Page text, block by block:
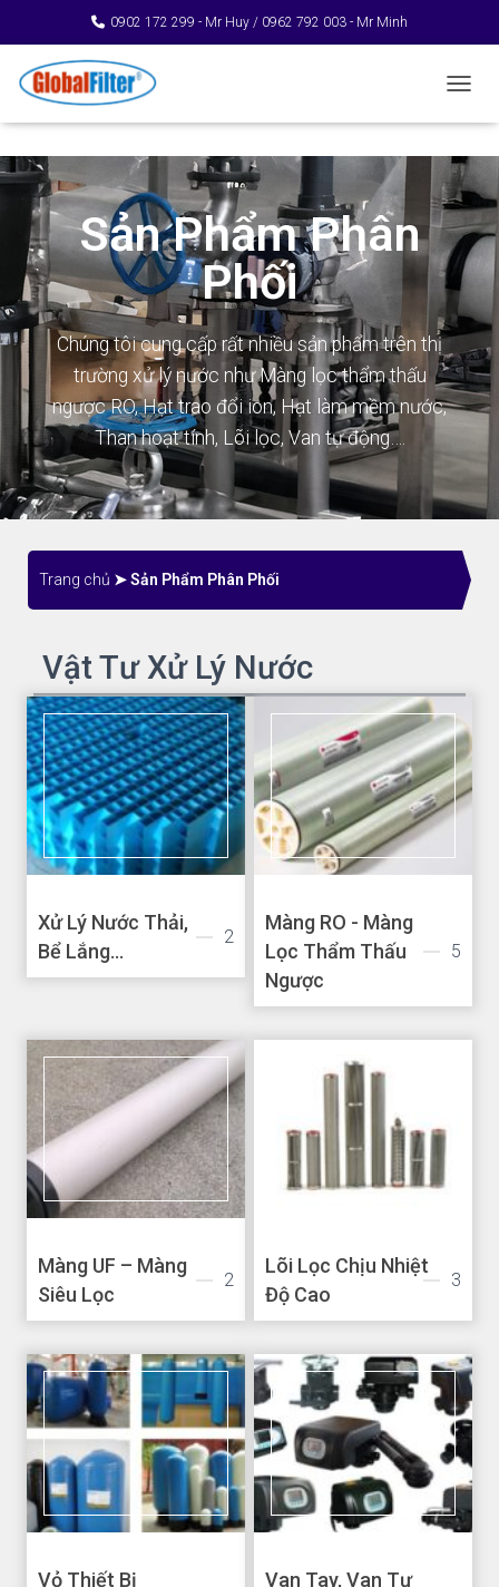
0902 172 299 - Mr Huy / 0962 792 003 - Mr Minh
Sản Phẩm Phân
Phối
Chúng tôi cung cấp rất nhiều sản phẩm trên thị
trường xử lý nước như Màng lọc thẩm thấu
ngược RO, Hạt trao đổi ion, Hạt làm mềm nước,
Than hoạt tính, Lõi lọc, Van tự động….
Trang chủ ➤ Sản Phẩm Phân Phối
Vật Tư Xử Lý Nước
Xử Lý Nước Thải,
Bể Lắng...
2
Màng RO - Màng
Lọc Thẩm Thấu
Ngược
5
Màng UF – Màng
Siêu Lọc
2
Lõi Lọc Chịu Nhiệt
Độ Cao
3
Vỏ Thiết Bị
Van Tay, Van Tự